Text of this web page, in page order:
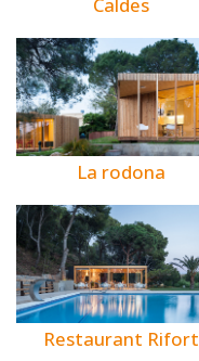
La rodona
Restaurant Rifort